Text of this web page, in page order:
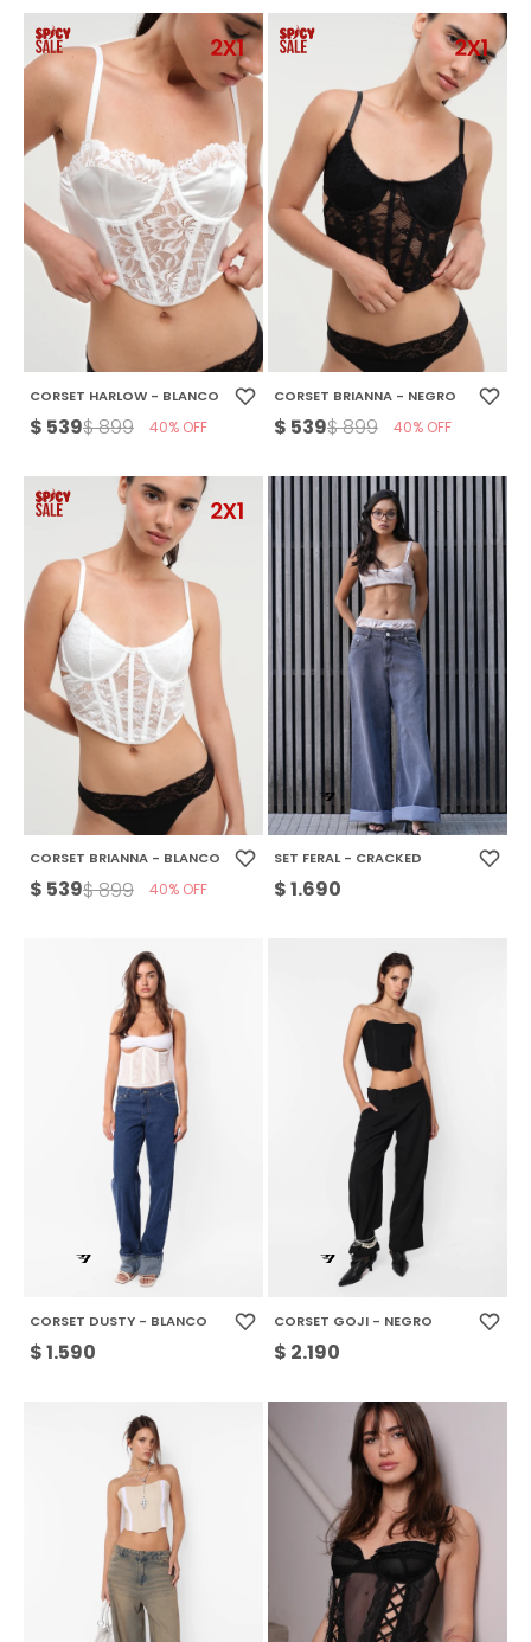
CORSET HARLOW - BLANCO
$ 539$899 40
CORSET BRIANNA - NEGRO
$ 539$899 40
CORSET BRIANNA - BLANCO
$ 539$899 40
SET FERAL - CRACKED
$1.690
CORSET DUSTY - BLANCO
$1.590
CORSET GOJI - NEGRO
$ 2.190